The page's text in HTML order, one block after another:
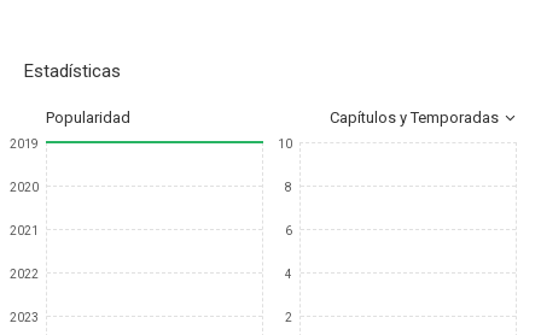
Estadísticas
Popularidad Capítulos y Temporadas
2019
2020
2021
2022
2023
10
8
6
4
2